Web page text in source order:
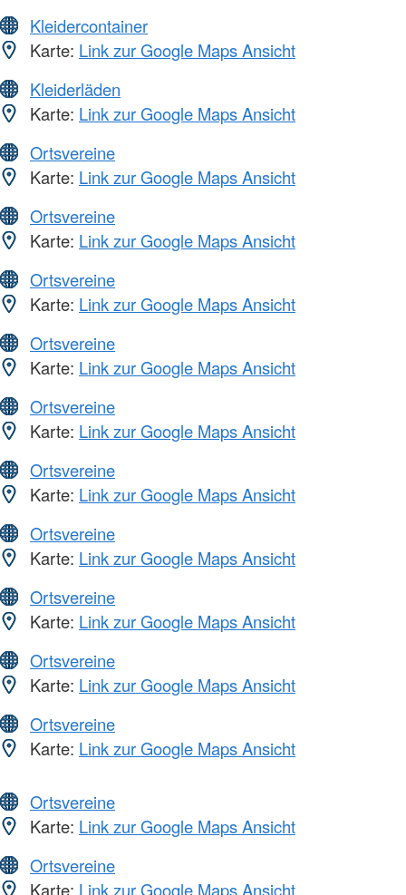
Kleidercontainer
Karte: Link zur Google Maps Ansicht
Kleiderläden
Karte: Link zur Google Maps Ansicht
Ortsvereine
Karte: Link zur Google Maps Ansicht
Ortsvereine
Karte: Link zur Google Maps Ansicht
Ortsvereine
Karte: Link zur Google Maps Ansicht
Ortsvereine
Karte: Link zur Google Maps Ansicht
Ortsvereine
Karte: Link zur Google Maps Ansicht
Ortsvereine
Karte: Link zur Google Maps Ansicht
Ortsvereine
Karte: Link zur Google Maps Ansicht
Ortsvereine
Karte: Link zur Google Maps Ansicht
Ortsvereine
Karte: Link zur Google Maps Ansicht
Ortsvereine
Karte: Link zur Google Maps Ansicht
Ortsvereine
Karte: Link zur Google Maps Ansicht
Ortsvereine
Karte: Link zur Google Maps Ansicht